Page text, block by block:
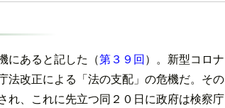
にあると記した（第３９回）。新型コロナ
法改正による「法の支配」の危機だ。その
れ、これに先立つ同２０日に政府は検察庁